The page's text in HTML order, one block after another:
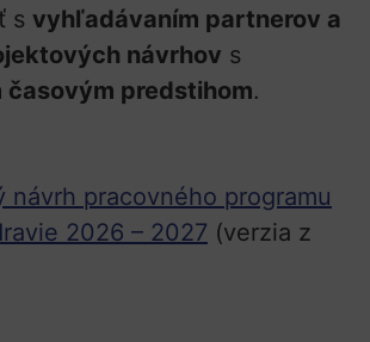
s vyhľadávaním partnerov a
návrhov s
predstihom.
návrh pracovného programu
2026 – 2027 (verzia z